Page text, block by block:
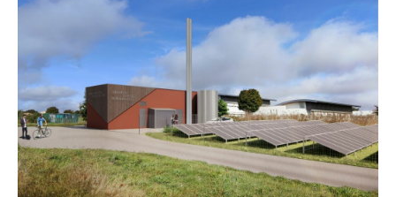
Chaufferie Biomasse TSL